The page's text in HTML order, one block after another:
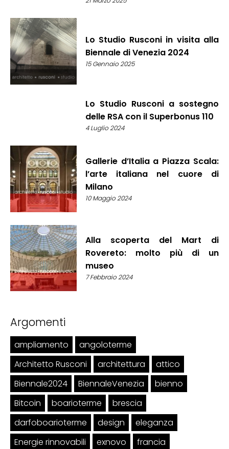
Lo Studio Rusconi in visita alla
Biennale di Venezia 2024
15 Gennaio 2025
Lo Studio Rusconi a sostegno
delle RSA con il Superbonus 110
4 Luglio 2024
Gallerie d’Italia a Piazza Scala:
l’arte italiana nel cuore di
Milano
10 Maggio 2024
Alla scoperta del Mart di
Rovereto: molto più di un
museo
7 Febbraio 2024
Argomenti
ampliamento
angoloterme
Architetto Rusconi
architettura
attico
Biennale2024
BiennaleVenezia
bienno
Bitcoin
boarioterme
brescia
darfoboarioterme
design
eleganza
Energie rinnovabili
exnovo
francia